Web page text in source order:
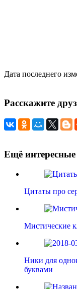
Дата последнего
Расскажите
Ещё интересные
Цитаты про
Мистические
Ники для
буквами